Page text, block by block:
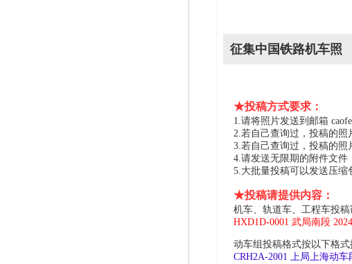
征集中国铁路机车照
★投稿方式要求：
1.请将照片发送到邮箱
2.若自己查询过，投稿的照
3.若自己查询过，投稿的照
4.请发送无限期的附件文件
5.大批量投稿可以发送压缩
★投稿请提供内容：
机车、轨道车、工程车投
HXD1D-0001 武局南段
动车组投稿格式按以下格
CRH2A-2001 上局上海动